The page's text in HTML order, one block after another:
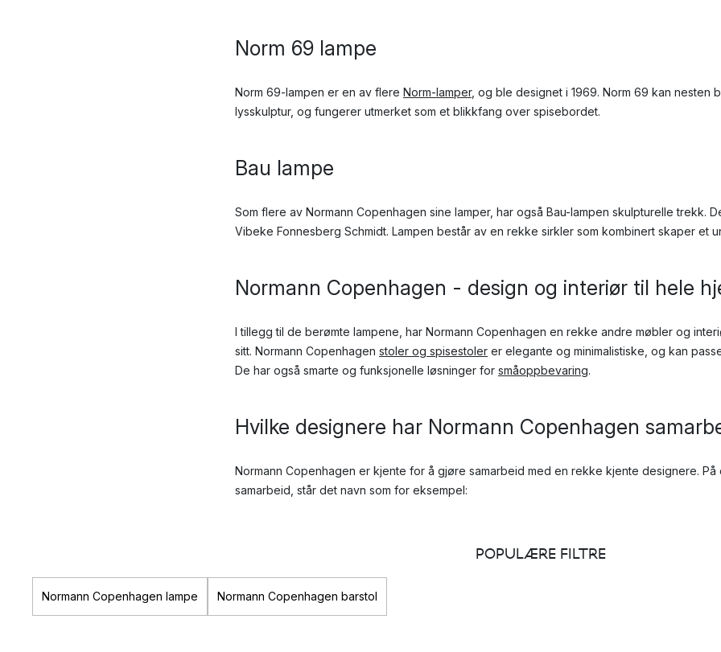
Norm 69 lampe
Norm 69-lampen er en av flere Norm-lamper, og ble designet i 1969. Norm 69 kan nesten
lysskulptur, og fungerer utmerket som et blikkfang over spisebordet.
Bau lampe
Som flere av Normann Copenhagen sine lamper, har også Bau-lampen skulpturelle trekk.
Vibeke Fonnesberg Schmidt. Lampen består av en rekke sirkler som kombinert skaper et
Normann Copenhagen - design og interiør til hele
I tillegg til de berømte lampene, har Normann Copenhagen en rekke andre møbler og
sitt. Normann Copenhagen stoler og spisestoler er elegante og minimalistiske, og kan
De har også smarte og funksjonelle løsninger for småoppbevaring.
Hvilke designere har Normann Copenhagen
Normann Copenhagen er kjente for å gjøre samarbeid med en rekke kjente designere.
samarbeid, står det navn som for eksempel:
Jan Christian Delfs: Har designet Little Bird, en minimalistisk og sjarmerende fugl i tre,
størrelser og farger.
Simon Karkov: Mannen bak den ikoniske Norm 69, og flere andre designfavoritter.
POPULÆRE FILTRE
Normann Copenhagen lampe Normann Copenhagen barstol